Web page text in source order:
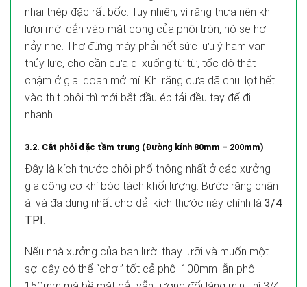
nhai thép đặc rất bốc. Tuy nhiên, vì răng thưa nên khi
lưỡi mới cắn vào mặt cong của phôi tròn, nó sẽ hơi
nảy nhẹ. Thợ đứng máy phải hết sức lưu ý hãm van
thủy lực, cho cần cưa đi xuống từ từ, tốc độ thật
chậm ở giai đoạn mở mí. Khi răng cưa đã chui lọt hết
vào thịt phôi thì mới bắt đầu ép tải đều tay để đi
nhanh.
3.2. Cắt phôi đặc tầm trung (Đường kính 80mm – 200mm)
Đây là kích thước phôi phổ thông nhất ở các xưởng
gia công cơ khí bóc tách khối lượng. Bước răng chân
ái và đa dụng nhất cho dải kích thước này chính là 3/4
TPI.
Nếu nhà xưởng của bạn lười thay lưỡi và muốn một
sợi dây có thể “chơi” tốt cả phôi 100mm lẫn phôi